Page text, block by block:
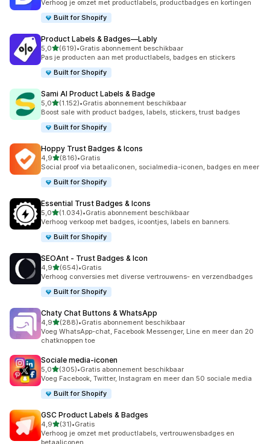
Verhoog je omzet met productlabels, productbadges en kortingen
Built for Shopify
Product Labels & Badges—Lably
5,0van 5 sterren
(619)
619 recensies in totaal
•Gratis abonnement beschikbaar
Pas je producten aan met productlabels, badges en stickers
Built for Shopify
Sami AI Product Labels & Badge
5,0van 5 sterren
(1.152)
1152 recensies in totaal
•Gratis abonnement beschikbaar
Boost sale with product badges, labels, stickers, trust badges
Built for Shopify
Hoppy Trust Badges & Icons
4,9van 5 sterren
(816)
816 recensies in totaal
•Gratis
Social proof via betaaliconen, socialmedia-iconen, badges en meer
Built for Shopify
Essential Trust Badges & Icons
5,0van 5 sterren
(1.034)
1034 recensies in totaal
•Gratis abonnement beschikbaar
Verhoog verkoop met badges, icoontjes, labels en banners.
Built for Shopify
SEOAnt ‑ Trust Badges & Icon
4,9van 5 sterren
(654)
654 recensies in totaal
•Gratis
Verhoog conversies met diverse vertrouwens- en verzendbadges
Built for Shopify
Chaty Chat Buttons & WhatsApp
4,9van 5 sterren
(288)
288 recensies in totaal
•Gratis abonnement beschikbaar
Voeg WhatsApp-chat, Facebook Messenger, Line en meer dan 20
chatknoppen toe
Sociale media‑iconen
5,0van 5 sterren
(305)
305 recensies in totaal
•Gratis abonnement beschikbaar
Voeg Facebook, Twitter, Instagram en meer dan 50 sociale media
Built for Shopify
GSC Product Labels & Badges
4,9van 5 sterren
(31)
31 recensies in totaal
•Gratis
Verhoog je omzet met productlabels, vertrouwensbadges en
betaaliconen